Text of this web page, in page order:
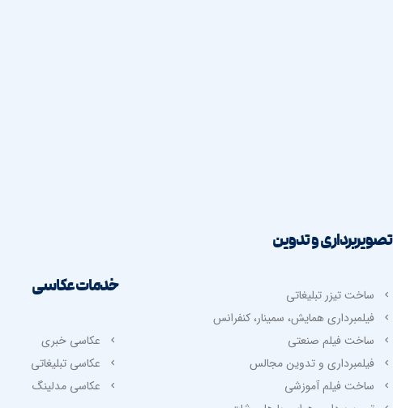
تصویربرداری و تدوین
ساخت تیزر تبلیغاتی
فیلمبرداری همایش، سمینار، کنفرانس
ساخت فیلم صنعتی
فیلمبرداری و تدوین مجالس
ساخت فیلم آموزشی
خدمات عکاسی
عکاسی خبری
عکاسی تبلیغاتی
عکاسی مدلینگ